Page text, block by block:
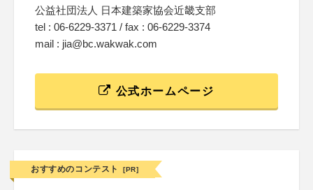
公益社団法人 日本建築家協会近畿支部
tel : 06-6229-3371 / fax : 06-6229-3374
mail : jia@bc.wakwak.com
公式ホームページ
おすすめのコンテスト [PR]